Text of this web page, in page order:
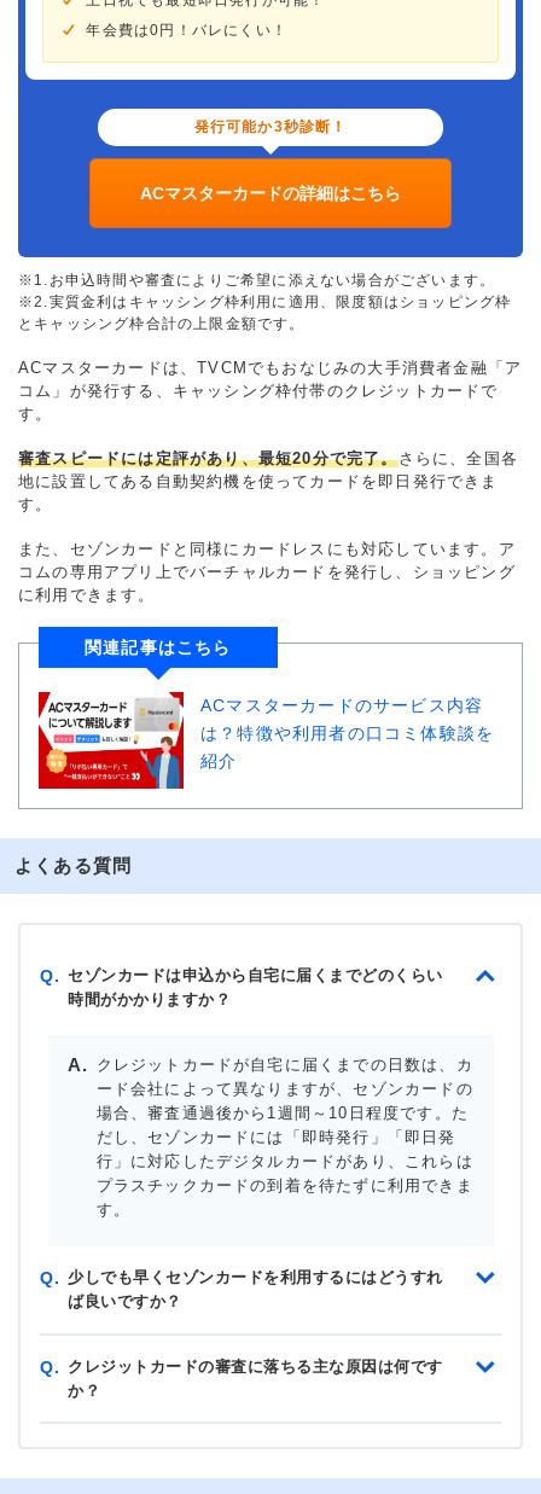
年会費は0円！バレにくい！
発行可能か3秒診断！
ACマスターカードの詳細はこちら
※1.お申込時間や審査によりご希望に添えない場合がございます。
※2.実質金利はキャッシング枠利用に適用、限度額はショッピング枠
とキャッシング枠合計の上限金額です。
ACマスターカードは、TVCMでもおなじみの大手消費者金融「ア
コム」が発行する、キャッシング枠付帯のクレジットカードで
す。
審査スピードには定評があり、最短20分で完了。さらに、全国各
地に設置してある自動契約機を使ってカードを即日発行できま
す。
また、セゾンカードと同様にカードレスにも対応しています。ア
コムの専用アプリ上でバーチャルカードを発行し、ショッピング
に利用できます。
関連記事はこちら
ACマスターカードのサービス内容
は？特徴や利用者の口コミ体験談を
紹介
よくある質問
Q. セゾンカードは申込から自宅に届くまでどのくらい
時間がかかりますか？
クレジットカードが自宅に届くまでの日数は、カ
ード会社によって異なりますが、セゾンカードの
場合、審査通過後から1週間～10日程度です。た
だし、セゾンカードには「即時発行」「即日発
行」に対応したデジタルカードがあり、これらは
プラスチックカードの到着を待たずに利用できま
す。
Q. 少しでも早くセゾンカードを利用するにはどうすれ
ば良いですか？
Q. クレジットカードの審査に落ちる主な原因は何です
か？